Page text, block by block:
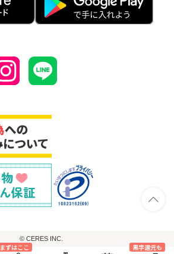
まずはここ 黒字還元も
© CERES INC.